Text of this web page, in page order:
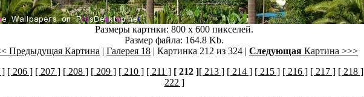
Размеры картнки: 800 x 600 пикселей.
Размер файла: 164.8 Kb.
Предыдущая Картина | Галерея 18 | Картинка 212 из 324 | Следующая Картина >>>
] [ 206 ] [ 207 ] [ 208 ] [ 209 ] [ 210 ] [ 211 ] [ 212 ][ 213 ] [ 214 ] [ 215 ] [ 216 ] [ 217 ] [ 218 ]
222 ]